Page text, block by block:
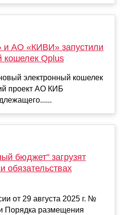
и АО «КИВИ» запустили
кошелек Qplus
электронный кошелек
проект АО КИБ
бюджет" загрузят
обязательствах
от 29 августа 2025 г. №
Порядка размещения